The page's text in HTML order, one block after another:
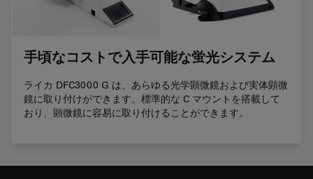
手頃なコストで入手可能な蛍光システム
ライカ DFC3000 G は、あらゆる光学顕微鏡および実体顕微
鏡に取り付けができます。標準的な C マウントを搭載して
おり、顕微鏡に容易に取り付けることができます。